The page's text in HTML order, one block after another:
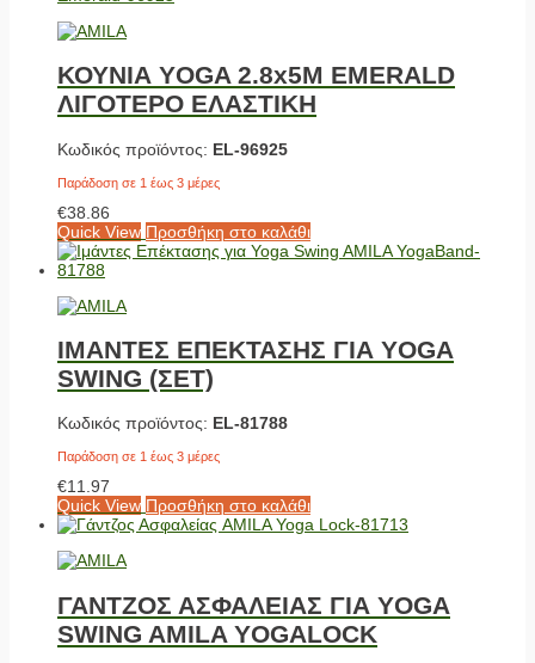
ΚΟΥΝΙΑ YOGA 2.8x5M EMERALD
ΛΙΓΟΤΕΡΟ ΕΛΑΣΤΙΚΗ
Κωδικός προϊόντος: EL-96925
Παράδοση σε 1 έως 3 μέρες
€38.86
Quick View Προσθήκη στο καλάθι
ΙΜΑΝΤΕΣ ΕΠΕΚΤΑΣΗΣ ΓΙΑ YOGA
SWING (ΣΕΤ)
Κωδικός προϊόντος: EL-81788
Παράδοση σε 1 έως 3 μέρες
€11.97
Quick View Προσθήκη στο καλάθι
ΓΑΝΤΖΟΣ ΑΣΦΑΛΕΙΑΣ ΓΙΑ YOGA
SWING AMILA YOGALOCK